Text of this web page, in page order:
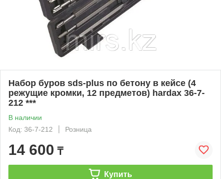
Набор буров sds-plus по бетону в кейсе (4
режущие кромки, 12 предметов) hardax 36-7-
212 ***
В наличии
Код: 36-7-212
Розница
14 600 ₸
Купить